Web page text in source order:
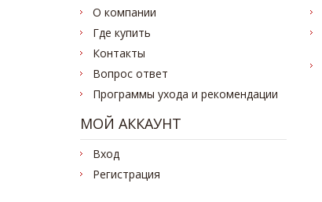
О компании
Где купить
Контакты
Вопрос ответ
Программы ухода и рекомендации
МОЙ АККАУНТ
Вход
Регистрация